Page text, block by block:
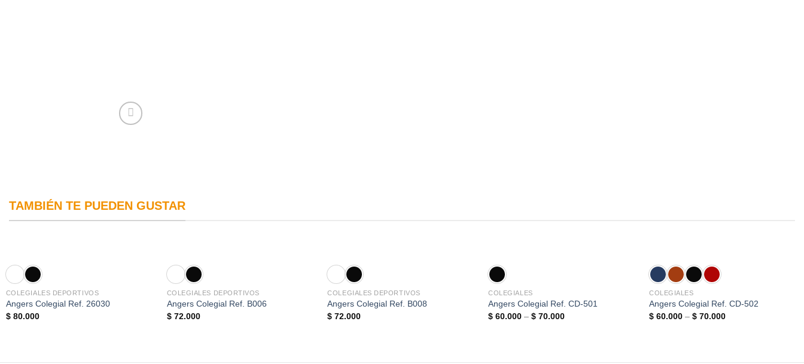
TAMBIÉN TE PUEDEN GUSTAR
COLEGIALES DEPORTIVOS
Angers Colegial Ref. 26030
$80.000
COLEGIALES DEPORTIVOS
Angers Colegial Ref. B006
$72.000
COLEGIALES DEPORTIVOS
Angers Colegial Ref. B008
$ 72.000
COLEGIALES
Angers Colegial Ref. CD-501
$ 60.000 –$ 70.000
COLEGIALES
Angers Colegial Ref. CD-502
$60.000– $70.000